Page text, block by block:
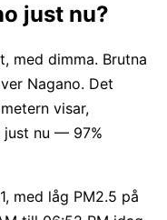
just nu?
med dimma. Brutna
Nagano. Det
visar,
just nu — 97%
med låg PM2.5 på